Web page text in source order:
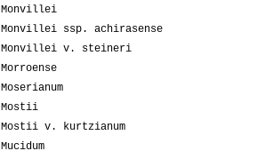
Monvillei
Monvillei ssp. achirasense
Monvillei v. steineri
Morroense
Moserianum
Mostii
Mostii v. kurtzianum
Mucidum